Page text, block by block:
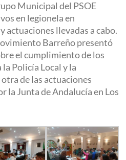
Municipal del PSOE
en legionela en
actuaciones llevadas a cabo.
Barreño presentó
el cumplimiento de los
Policía Local y la
de las actuaciones
la Junta de Andalucía en Los